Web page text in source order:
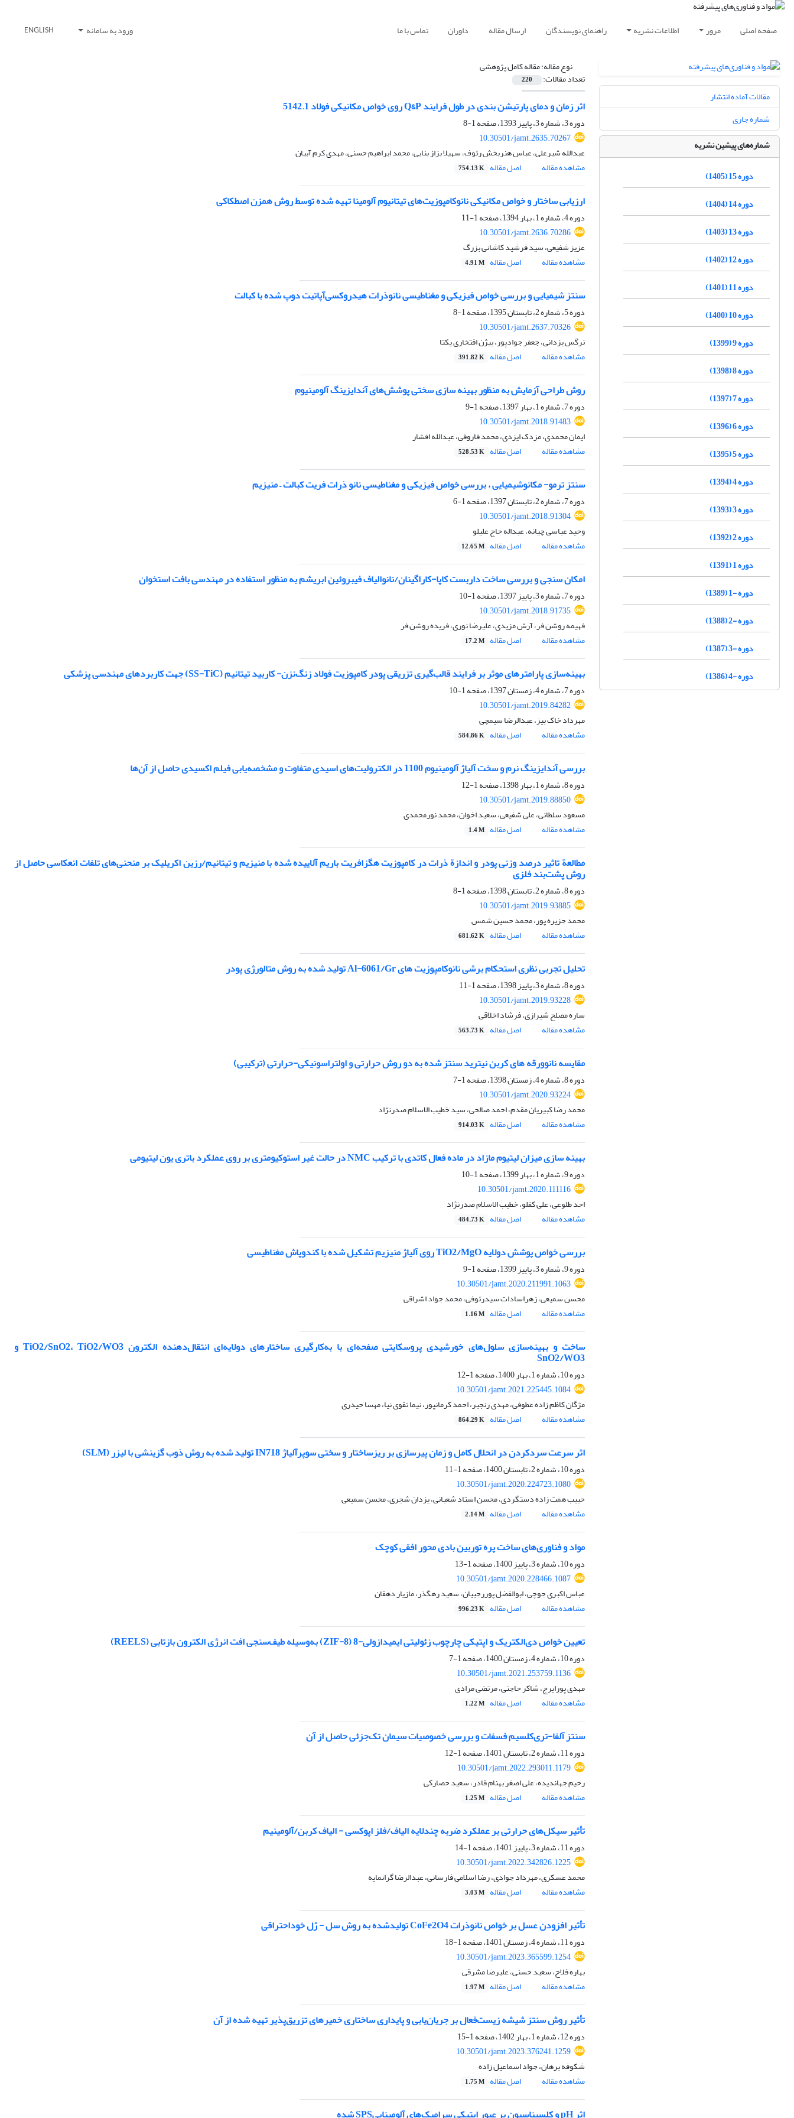
صفحه اصلی مرور اطلاعات نشریه راهنمای نویسندگان ارسال مقاله داوران تماس با ما ورود به سامانه ENGLISH
نوع مقاله:مقاله کامل پژوهشی
تعداد مقالات: 220
اثر زمان و دمای پارتیشن بندی در طول فرایند Q&P روی خواص مکانیکی فولاد 5142.1
دوره 3، شماره 3، پاییز 1393، صفحه
1-8
10.30501/jamt.2635.70267
عبدالله شیرعلی، عباس هنربخش رئوف، سهیلا بزاز بنابی، محمد ابراهیم حسنی، مهدی کرم آبیان
مشاهده مقاله
اصل مقاله 754.13 K
ارزیابی ساختار و خواص مکانیکی نانوکامپوزیت‌های تیتانیوم ‌آلومینا تهیه شده توسط روش همزن اصطکاکی
دوره 4، شماره 1، بهار 1394، صفحه
1-11
10.30501/jamt.2636.70286
عزیز شفیعی، سید فرشید کاشانی بزرگ
مشاهده مقاله
اصل مقاله 4.91 M
سنتز شیمیایی و بررسی خواص فیزیکی و مغناطیسی نانوذرات هیدروکسی‌آپاتیت دوپ شده با کبالت
دوره 5، شماره 2، تابستان 1395، صفحه
1-8
10.30501/jamt.2637.70326
نرگس یزدانی، جعفر جوادپور، بیژن افتخاری یکتا
مشاهده مقاله
اصل مقاله 391.82 K
روش طراحی آزمایش به منظور بهینه سازی سختی پوشش‌های آندایزینگ آلومینیوم
دوره 7، شماره 1، بهار 1397، صفحه
1-9
10.30501/jamt.2018.91483
ایمان محمدی، مزدک ایزدی، محمد فاروقی، عبدالله افشار
مشاهده مقاله
اصل مقاله 528.53 K
سنتز ترمو- مکانوشیمیایی ، بررسی خواص فیزیکی و مغناطیسی نانو ذرات فریت کبالت – منیزیم
دوره 7، شماره 2، تابستان 1397، صفحه
1-6
10.30501/jamt.2018.91304
وحید عباسی چیانه، عبداله حاج علیلو
مشاهده مقاله
اصل مقاله 12.65 M
امکان سنجی و بررسی ساخت داربست کاپا-کاراگینان/نانوالیاف فیبروئین ابریشم به منظور استفاده در مهندسی بافت استخوان
دوره 7، شماره 3، پاییز 1397، صفحه
1-10
10.30501/jamt.2018.91735
فهیمه روشن فر، آرش مزیدی، علیرضا نوری، فریده روشن فر
مشاهده مقاله
اصل مقاله 17.2 M
بهینه‌سازی پارامترهای موثر بر فرایند قالب‌گیری تزریقی پودر کامپوزیت فولاد زنگ‌نزن- کاربید تیتانیم (SS-TiC) جهت کاربردهای مهندسی پزشکی
دوره 7، شماره 4، زمستان 1397، صفحه
1-10
10.30501/jamt.2019.84282
مهرداد خاک بیز، عبدالرضا سیمچی
مشاهده مقاله
اصل مقاله 584.86 K
بررسی آندایزینگ نرم و سخت آلیاژ آلومینیوم 1100 در الکترولیت‌های اسیدی متفاوت و مشخصه‌یابی فیلم اکسیدی حاصل از آن‌ها
دوره 8، شماره 1، بهار 1398، صفحه
1-12
10.30501/jamt.2019.88850
مسعود سلطانی، علی شفیعی، سعید اخوان، محمد نورمحمدی
مشاهده مقاله
اصل مقاله 1.4 M
مطالعة تاثیر درصد وزنی پودر و اندازة ذرات در کامپوزیت هگزافریت باریم آلاییده شده با منیزیم و تیتانیم/رزین اکریلیک بر منحنی‌های تلفات انعکاسی حاصل از
روش پشت‌بند فلزی
دوره 8، شماره 2، تابستان 1398، صفحه
1-8
10.30501/jamt.2019.93885
محمد جزیره پور، محمد حسین شمس
مشاهده مقاله
اصل مقاله 681.62 K
تحلیل تجربی نظری استحکام برشی نانوکامپوزیت های Al-6061/Gr تولید شده به روش متالورژی پودر
دوره 8، شماره 3، پاییز 1398، صفحه
1-11
10.30501/jamt.2019.93228
ساره مصلح شیرازی، فرشاد اخلاقی
مشاهده مقاله
اصل مقاله 563.73 K
مقایسه نانوورقه های کربن نیترید سنتز شده به دو روش حرارتی و اولتراسونیکی-حرارتی (ترکیبی)
دوره 8، شماره 4، زمستان 1398، صفحه
1-7
10.30501/jamt.2020.93224
محمد رضا کبیریان مقدم، احمد صالحی، سید خطیب الاسلام صدرنژاد
مشاهده مقاله
اصل مقاله 914.03 K
بهینه سازی میزان لیتیوم مازاد در ماده فعال کاتدی با ترکیب NMC در حالت غیر استوکیومتری بر روی عملکرد باتری یون لیتیومی
دوره 9، شماره 1، بهار 1399، صفحه
1-10
10.30501/jamt.2020.111116
احد طلوعی، علی کفلو، خطیب الاسلام صدرنژاد
مشاهده مقاله
اصل مقاله 484.73 K
بررسی خواص پوشش دولایه TiO2/MgO روی آلیاژ منیزیم تشکیل شده با کندوپاش مغناطیسی
دوره 9، شماره 3، پاییز 1399، صفحه
1-9
10.30501/jamt.2020.211991.1063
محسن سمیعی، زهراسادات سیدرئوفی، محمد جواد اشراقی
مشاهده مقاله
اصل مقاله 1.16 M
ساخت و بهینه‌سازی سلول‌های خورشیدی پروسکایتی صفحه‌ای با به‌کارگیری ساختارهای دولایه‌ای انتقال‌دهنده‌ الکترون TiO2/SnO2، TiO2/WO3 و
SnO2/WO3
دوره 10، شماره 1، بهار 1400، صفحه
1-12
10.30501/jamt.2021.225445.1084
مژگان کاظم زاده عطوفی، مهدی رنجبر، احمد کرمانپور، نیما تقوی نیا، مهسا حیدری
مشاهده مقاله
اصل مقاله 864.29 K
اثر سرعت سردکردن در انحلال کامل و زمان پیرسازی بر ریزساختار و سختی سوپرآلیاژ IN718 تولید شده به روش ذوب گزینشی با لیزر (SLM)
دوره 10، شماره 2، تابستان 1400، صفحه
1-11
10.30501/jamt.2020.224723.1080
حبیب همت زاده دستگردی، محسن استاد شعبانی، یزدان شجری، محسن سمیعی
مشاهده مقاله
اصل مقاله 2.14 M
مواد و فناوری‌های ساخت پره توربین بادی محور افقی کوچک
دوره 10، شماره 3، پاییز 1400، صفحه
1-13
10.30501/jamt.2020.228466.1087
عباس اکبری جوچی، ابوالفضل پوررجبیان، سعید رهگذر، مازیار دهقان
مشاهده مقاله
اصل مقاله 996.23 K
تعیین خواص دی‌الکتریک و اپتیکی چارچوب زئولیتی ایمیدازولی-8 (ZIF-8) به‌وسیله طیف‌سنجی افت انرژی الکترون بازتابی (REELS)
دوره 10، شماره 4، زمستان 1400، صفحه
1-7
10.30501/jamt.2021.253759.1136
مهدی پورایرج، شاکر حاجتی، مرتضی مرادی
مشاهده مقاله
اصل مقاله 1.22 M
سنتز آلفا-تری‌کلسیم فسفات و بررسی خصوصیات سیمان تک‌جزئی حاصل از آن
دوره 11، شماره 2، تابستان 1401، صفحه
1-12
10.30501/jamt.2022.293011.1179
رحیم جهاندیده، علی اصغر بهنام قادر، سعید حصارکی
مشاهده مقاله
اصل مقاله 1.25 M
تأثیر سیکل‌های حرارتی بر عملکرد ضربه چندلایه الیاف/فلز اپوکسی - الیاف کربن/آلومینیم
دوره 11، شماره 3، پاییز 1401، صفحه
1-14
10.30501/jamt.2022.342826.1225
محمد عسکری، مهرداد جوادی، رضا اسلامی فارسانی، عبدالرضا گرانمایه
مشاهده مقاله
اصل مقاله 3.03 M
تأثیر افزودن عسل بر خواص نانوذرات ‏CoFe2O4‎‏ تولیدشده به روش سل - ژل خوداحتراقی
دوره 11، شماره 4، زمستان 1401، صفحه
1-18
10.30501/jamt.2023.365599.1254
بهاره فلاح، سعید حسنی، علیرضا مشرقی
مشاهده مقاله
اصل مقاله 1.97 M
تأثیر روش سنتز شیشه زیست‌فعال بر جریان‌یابی و پایداری ساختاری خمیرهای تزریق‌پذیر تهیه ‌شده از آن
دوره 12، شماره 1، بهار 1402، صفحه
1-15
10.30501/jamt.2023.376241.1259
شکوفه برهان، جواد اسماعیل زاده
مشاهده مقاله
اصل مقاله 1.75 M
مقالات آماده انتشار
شماره جاری
شماره‌های پیشین نشریه
دوره 15 (1405)
دوره 14 (1404)
دوره 13 (1403)
دوره 12 (1402)
دوره 11 (1401)
دوره 10 (1400)
دوره 9 (1399)
دوره 8 (1398)
دوره 7 (1397)
دوره 6 (1396)
دوره 5 (1395)
دوره 4 (1394)
دوره 3 (1393)
دوره 2 (1392)
دوره 1 (1391)
دوره -1 (1389)
دوره -2 (1388)
دوره -3 (1387)
دوره -4 (1386)